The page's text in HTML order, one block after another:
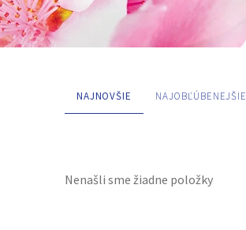
NAJNOVŠIE NAJOBĽÚBENEJŠIE
Nenašli sme žiadne položky